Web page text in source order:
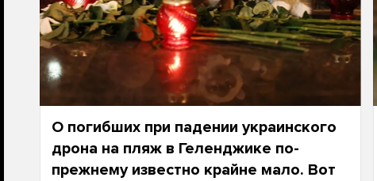
О погибших при падении украинского
дрона на пляж в Геленджике по-
прежнему известно крайне мало. Вот